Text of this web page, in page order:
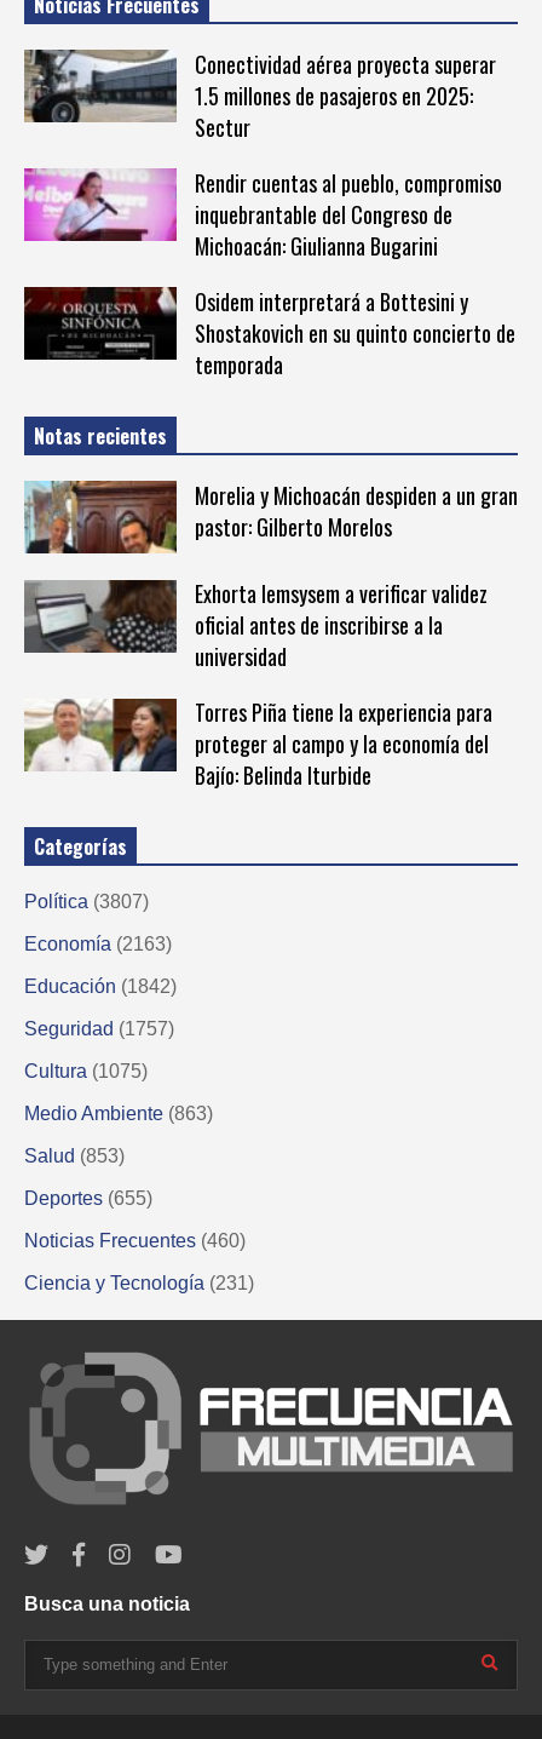
Conectividad aérea proyecta superar
1.5 millones de pasajeros en 2025:
Sectur
Rendir cuentas al pueblo, compromiso
inquebrantable del Congreso de
Michoacán: Giulianna Bugarini
Osidem interpretará a Bottesini y
Shostakovich en su quinto concierto de
temporada
Notas recientes
Morelia y Michoacán despiden a un gran
pastor: Gilberto Morelos
Exhorta Iemsysem a verificar validez
oficial antes de inscribirse a la
universidad
Torres Piña tiene la experiencia para
proteger al campo y la economía del
Bajío: Belinda Iturbide
Categorías
Política (3807)
Economía (2163)
Educación (1842)
Seguridad (1757)
Cultura (1075)
Medio Ambiente (863)
Salud (853)
Deportes (655)
Noticias Frecuentes (460)
Ciencia y Tecnología (231)
Busca una noticia